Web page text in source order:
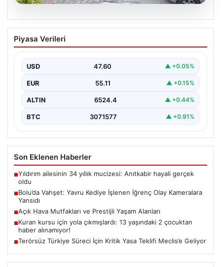
Bolu’da Vahşet: Yavru Kediye İşlenen
İğrenç Olay Kameralara Yansıdı
günlerde meydana gelen korkutucu olay, bölgedeki
sakinleri derinden sarstı. Elektrikli…
Piyasa Verileri
USD 47.60 ▲ +0.05%
EUR 55.11 ▲ +0.15%
ALTIN 6524.4 ▲ +0.44%
BTC 3071577 ▲ +0.91%
Son Eklenen Haberler
■Yıldırım ailesinin 34 yıllık mucizesi: Anıtkabir hayali gerçek
oldu
■Bolu’da Vahşet: Yavru Kediye İşlenen İğrenç Olay Kameralara
Yansıdı
■Açık Hava Mutfakları ve Prestijli Yaşam Alanları
■Kuran kursu için yola çıkmışlardı: 13 yaşındaki 2 çocuktan
haber alınamıyor!
■Terörsüz Türkiye Süreci İçin Kritik Yasa Teklifi Meclis’e Geliyor